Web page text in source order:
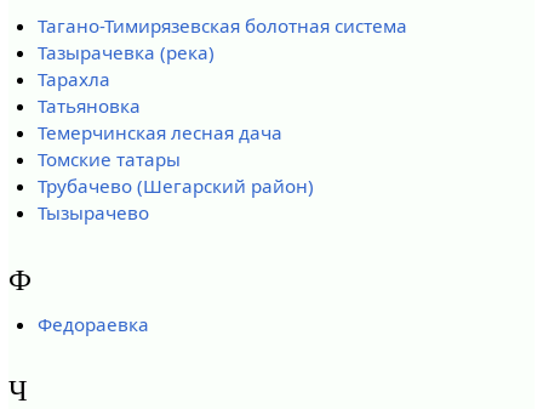
Тагано-Тимирязевская болотная система
Тазырачевка (река)
Тарахла
Татьяновка
Темерчинская лесная дача
Томские татары
Трубачево (Шегарский район)
Тызырачево
Ф
Федораевка
Ч